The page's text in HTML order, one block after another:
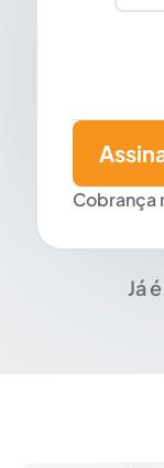
Cobrança
Já